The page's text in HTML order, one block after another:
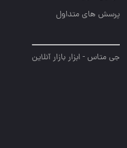
پرسش های متداول
جی متاس - ابزار بازار آنلاین